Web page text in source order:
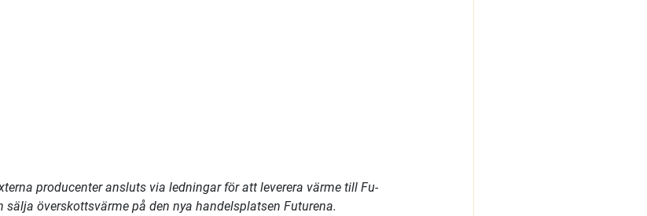
producenter ansluts via ledningar för att leverera värme till Fu­
överskottsvärme på den nya handelsplatsen Futurena.